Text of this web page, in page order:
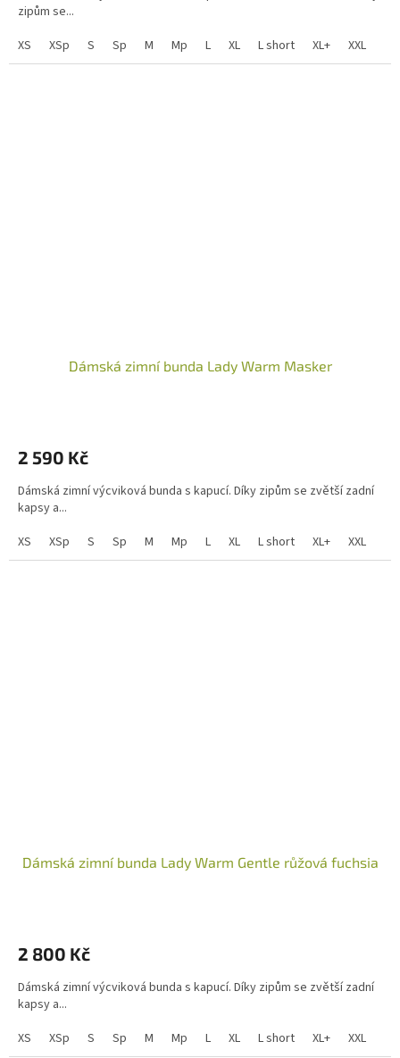
zipům se...
XS
XSp S Sp M Mp L XL L short XL+ XXL
Dámská zimní bunda Lady Warm Masker
2 590 Kč
Dámská zimní výcviková bunda s kapucí. Díky zipům se zvětší zadní
kapsy a...
XS
XSp S Sp M Mp L XL L short XL+ XXL
Dámská zimní bunda Lady Warm Gentle růžová fuchsia
2 800 Kč
Dámská zimní výcviková bunda s kapucí. Díky zipům se zvětší zadní
kapsy a...
XS
XSp S Sp M Mp L XL L short XL+ XXL